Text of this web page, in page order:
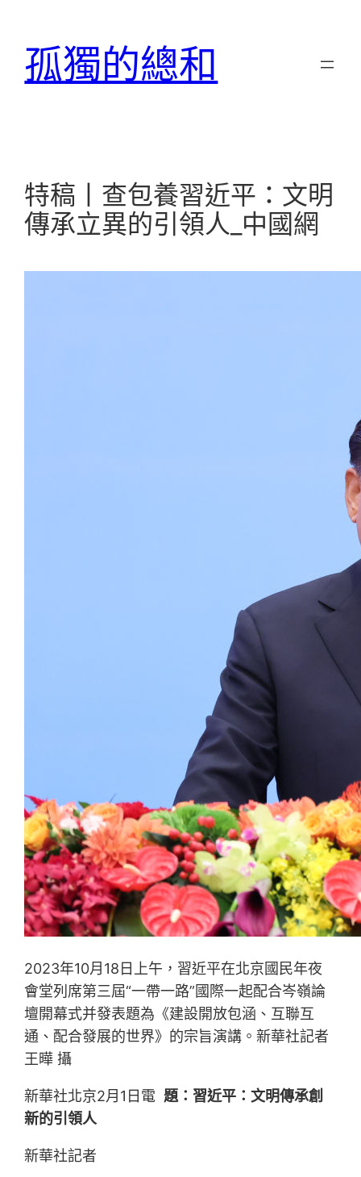
孤獨的總和
特稿丨查包養習近平：文明
傳承立異的引領人_中國網
2023年10月18日上午，習近平在北京國民年夜
會堂列席第三屆“一帶一路”國際一起配合岑嶺論
壇開幕式并發表題為《建設開放包涵、互聯互
通、配合發展的世界》的宗旨演講。新華社記者
王曄 攝
新華社北京2月1日電題：習近平：文明傳承創
新的引領人
新華社記者